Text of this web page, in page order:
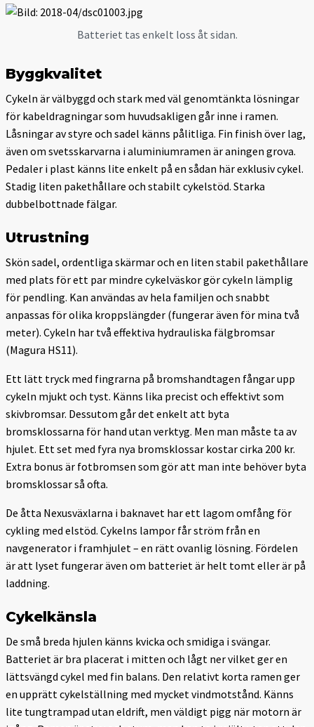
Batteriet tas enkelt loss åt sidan.
Byggkvalitet
Cykeln är välbyggd och stark med väl genomtänkta lösningar
för kabeldragningar som huvudsakligen går inne i ramen.
Låsningar av styre och sadel känns pålitliga. Fin finish över lag,
även om svets­skarvarna i aluminiumramen är aningen grova.
Pedaler i plast känns lite enkelt på en sådan här exklusiv cykel.
Stadig liten pakethållare och stabilt cykelstöd. Starka
dubbelbottnade fälgar.
Utrustning
Skön sadel, ordentliga skärmar och en liten stabil pakethållare
med plats för ett par mindre cykelväskor gör cykeln lämplig
för pendling. Kan användas av hela familjen och snabbt
anpassas för olika kroppslängder (fungerar även för mina två
meter). Cykeln har två effektiva hydrauliska fälgbromsar
(Magura HS11).
Ett lätt tryck med fingrarna på bromshandtagen fångar upp
cykeln mjukt och tyst. Känns lika precist och effektivt som
skivbromsar. Dessutom går det enkelt att byta
bromsklossarna för hand utan verktyg. Men man måste ta av
hjulet. Ett set med fyra nya bromsklossar kostar cirka 200 kr.
Extra bonus är fotbromsen som gör att man inte behöver byta
bromsklossar så ofta.
De åtta Nexusväxlarna i baknavet har ett lagom omfång för
cykling med elstöd. Cykelns lampor får ström från en
navgenerator i framhjulet – en rätt ovanlig lösning. Fördelen
är att lyset fungerar även om batteriet är helt tomt eller är på
laddning.
Cykelkänsla
De små breda hjulen känns kvicka och smidiga i svängar.
Batteriet är bra placerat i mitten och lågt ner vilket ger en
lättsvängd cykel med fin balans. Den relativt korta ramen ger
en upprätt cykelställning med mycket vindmotstånd. Känns
lite tungtrampad utan eldrift, men väldigt pigg när motorn är